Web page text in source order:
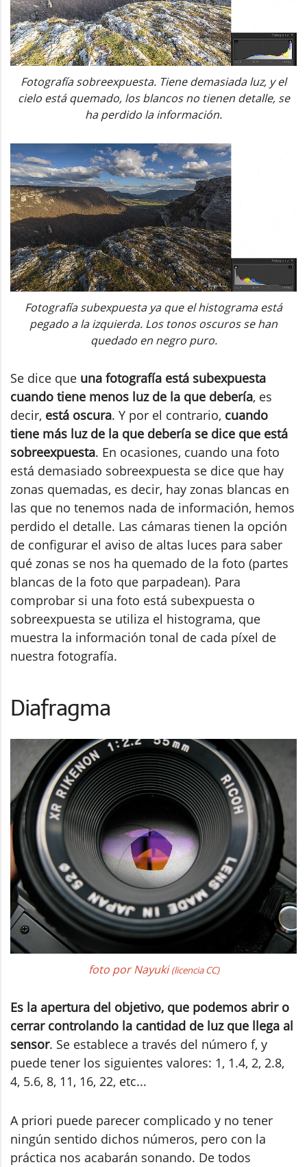
Fotografía sobreexpuesta. Tiene demasiada luz, y el
cielo está quemado, los blancos no tienen detalle, se
ha perdido la información.
Fotografía subexpuesta ya que el histograma está
pegado a la izquierda. Los tonos oscuros se han
quedado en negro puro.
Se dice que una fotografía está subexpuesta
cuando tiene menos luz de la que debería, es
decir, está oscura. Y por el contrario, cuando
tiene más luz de la que debería se dice que está
sobreexpuesta. En ocasiones, cuando una foto
está demasiado sobreexpuesta se dice que hay
zonas quemadas, es decir, hay zonas blancas en
las que no tenemos nada de información, hemos
perdido el detalle. Las cámaras tienen la opción
de configurar el aviso de altas luces para saber
qué zonas se nos ha quemado de la foto (partes
blancas de la foto que parpadean). Para
comprobar si una foto está subexpuesta o
sobreexpuesta se utiliza el histograma, que
muestra la información tonal de cada píxel de
nuestra fotografía.
Diafragma
foto por Nayuki(licencia CC)
Es la apertura del objetivo, que podemos abrir o
cerrar controlando la cantidad de luz que llega al
sensor. Se establece a través del número f, y
puede tener los siguientes valores: 1, 1.4, 2, 2.8,
4, 5.6, 8, 11, 16, 22, etc...
A priori puede parecer complicado y no tener
ningún sentido dichos números, pero con la
práctica nos acabarán sonando. De todos